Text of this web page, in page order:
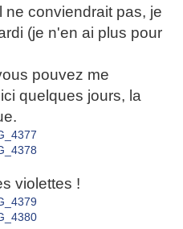
ne conviendrait pas, je
(je n'en ai plus pour
pouvez me
quelques jours, la
violettes !